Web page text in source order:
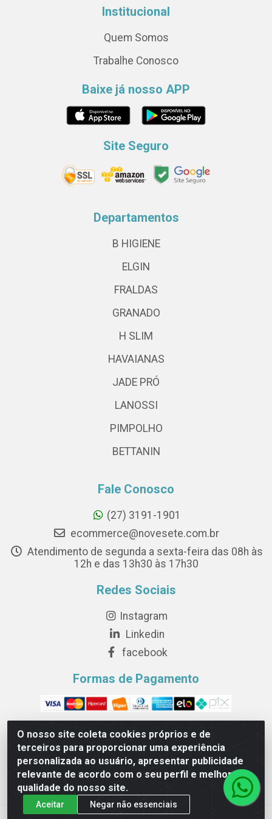
O nosso site coleta cookies próprios e de
terceiros para proporcionar uma experiência
personalizada ao usuário, apresentar publicidade
relevante de acordo com o seu perfil e melhorar a
qualidade do nosso site.
Aceitar
Negar não essenciais
Institucional
Quem Somos
Trabalhe Conosco
Baixe já nosso APP
Site Seguro
Departamentos
B HIGIENE
ELGIN
FRALDAS
GRANADO
H SLIM
HAVAIANAS
JADE PRÓ
LANOSSI
PIMPOLHO
BETTANIN
Fale Conosco
(27) 3191-1901
ecommerce@novesete.com.br
Atendimento de segunda a sexta-feira das 08h às
12h e das 13h30 às 17h30
Redes Sociais
Instagram
Linkedin
facebook
Formas de Pagamento
Novesete Distribuidora LTDA - Avenida Setecentos, S/N,
Terminal Intermodal da Serra, Serra/ES - CEP 29161-414 -
CNPJ 29.479.604/0001-44